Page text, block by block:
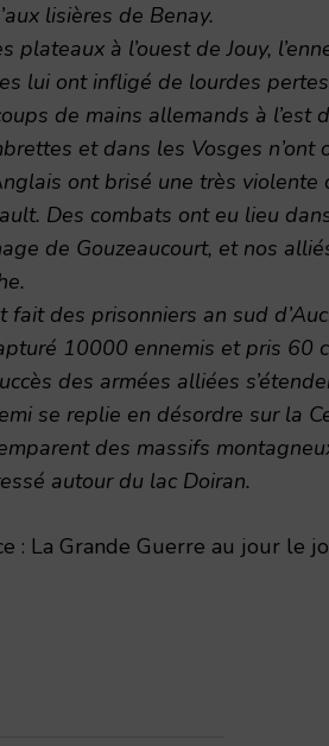
lisières de Benay.
plateaux à l’ouest de Jouy,
lui ont infligé de lourdes
de mains allemands à l’est
et dans les Vosges n’ont
ont brisé une très
Des combats ont eu lieu
de Gouzeaucourt, et nos
fait des prisonniers an sud
10000 ennemis et pris 60
des armées alliées
se replie en désordre sur la
des massifs
autour du lac Doiran.
: La Grande Guerre au jour le